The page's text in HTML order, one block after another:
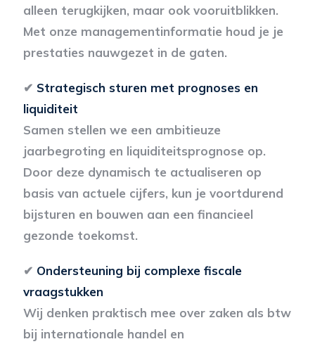
alleen terugkijken, maar ook vooruitblikken.
Met onze managementinformatie houd je je
prestaties nauwgezet in de gaten.
✔ Strategisch sturen met prognoses en
liquiditeit
Samen stellen we een ambitieuze
jaarbegroting en liquiditeitsprognose op.
Door deze dynamisch te actualiseren op
basis van actuele cijfers, kun je voortdurend
bijsturen en bouwen aan een financieel
gezonde toekomst.
✔ Ondersteuning bij complexe fiscale
vraagstukken
Wij denken praktisch mee over zaken als btw
bij internationale handel en